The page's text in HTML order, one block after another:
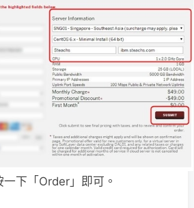
下「Order」即可。